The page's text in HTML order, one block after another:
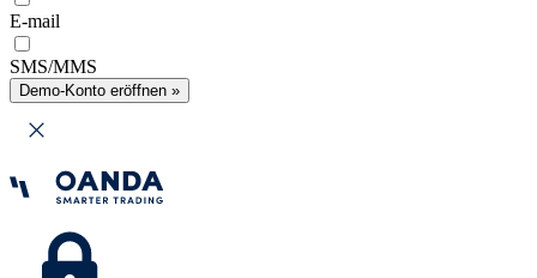
E-mail
SMS/MMS
Demo-Konto eröffnen »